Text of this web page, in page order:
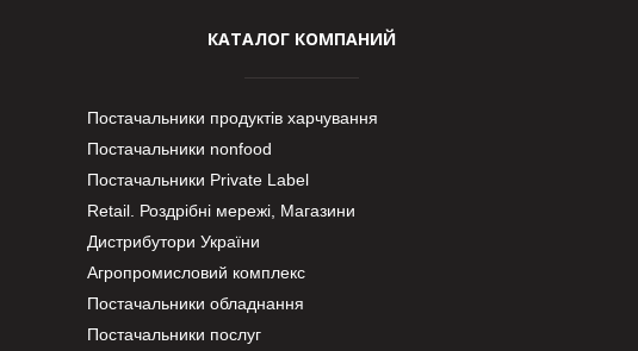
КАТАЛОГ КОМПАНИЙ
Постачальники продуктів харчування
Постачальники nonfood
Постачальники Private Label
Retail. Роздрібні мережі, Магазини
Дистрибутори України
Агропромисловий комплекс
Постачальники обладнання
Постачальники послуг